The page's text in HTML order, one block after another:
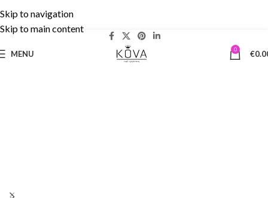
Skip to navigation
Skip to main content
MENU 0 €
Δωρεάν Μεταφορικά άνω των 50€ | 5% cashback!